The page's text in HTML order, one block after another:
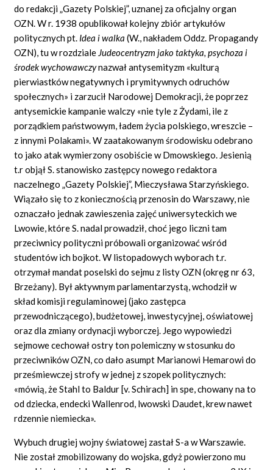
do redakcji „Gazety Polskiej”, uznanej za oficjalny organ
OZN. W r. 1938 opublikował kolejny zbiór artykułów
politycznych pt. Idea i walka(W., nakładem Oddz. Propagandy
OZN), tu w rozdziale Judeocentryzm jako taktyka, psychoza i
środek wychowawczynazwał antysemityzm «kulturą
pierwiastków negatywnych i prymitywnych odruchów
społecznych» i zarzucił Narodowej Demokracji, że poprzez
antysemickie kampanie walczy «nie tyle z Żydami, ile z
porządkiem państwowym, ładem życia polskiego, wreszcie –
z innymi Polakami». W zaatakowanym środowisku odebrano
to jako atak wymierzony osobiście w Dmowskiego. Jesienią
t.r objął S. stanowisko zastępcy nowego redaktora
naczelnego „Gazety Polskiej”, Mieczysława Starzyńskiego.
Wiązało się to z koniecznością przenosin do Warszawy, nie
oznaczało jednak zawieszenia zajęć uniwersyteckich we
Lwowie, które S. nadal prowadził, choć jego liczni tam
przeciwnicy polityczni próbowali organizować wśród
studentów ich bojkot. W listopadowych wyborach t.r.
otrzymał mandat poselski do sejmu z listy OZN (okręg nr 63,
Brzeżany). Był aktywnym parlamentarzystą, wchodził w
skład komisji regulaminowej (jako zastępca
przewodniczącego), budżetowej, inwestycyjnej, oświatowej
oraz dla zmiany ordynacji wyborczej. Jego wypowiedzi
sejmowe cechował ostry ton polemiczny w stosunku do
przeciwników OZN, co dało asumpt Marianowi Hemarowi do
prześmiewczej strofy w jednej z szopek politycznych:
«mówią, że Stahl to Baldur [v. Schirach] in spe, chowany na to
od dziecka, endecki Wallenrod, lwowski Daudet, krew nawet
rdzennie niemiecka».
Wybuch drugiej wojny światowej zastał S-a w Warszawie.
Nie został zmobilizowany do wojska, gdyż powierzono mu